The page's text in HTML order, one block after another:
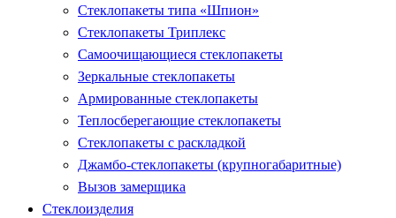
Стеклопакеты типа «Шпион»
Стеклопакеты Триплекс
Самоочищающиеся стеклопакеты
Зеркальные стеклопакеты
Армированные стеклопакеты
Теплосберегающие стеклопакеты
Стеклопакеты с раскладкой
Джамбо-стеклопакеты (крупногабаритные)
Вызов замерщика
Стеклоизделия